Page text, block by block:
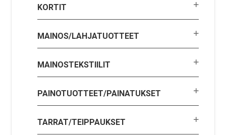
KORTIT
MAINOS/LAHJATUOTTEET
MAINOSTEKSTIILIT
PAINOTUOTTEET/PAINATUKSET
TARRAT/TEIPPAUKSET